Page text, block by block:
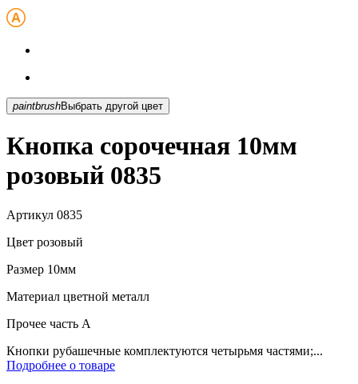
paintbrush Выбрать другой цвет
Кнопка сорочечная 10мм
розовый 0835
Артикул 0835
Цвет розовый
Размер 10мм
Материал цветной металл
Прочее часть A
Кнопки рубашечные комплектуются четырьмя частями;...
Подробнее о товаре